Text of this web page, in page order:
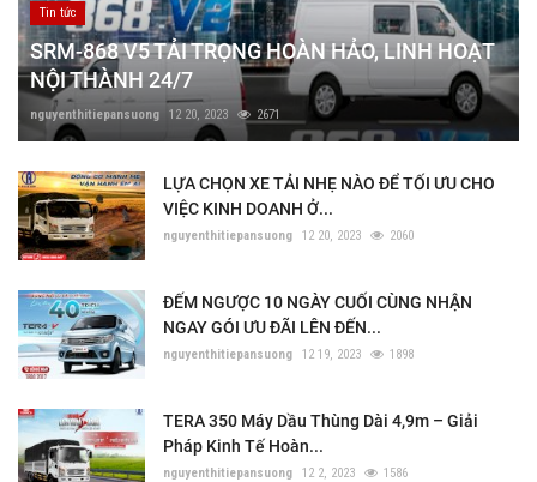
Tin tức
SRM-868 V5 TẢI TRỌNG HOÀN HẢO, LINH HOẠT
NỘI THÀNH 24/7
nguyenthitiepansuong 12 20, 2023 2671
LỰA CHỌN XE TẢI NHẸ NÀO ĐỂ TỐI ƯU CHO
VIỆC KINH DOANH Ở...
nguyenthitiepansuong 12 20, 2023 2060
ĐẾM NGƯỢC 10 NGÀY CUỐI CÙNG NHẬN
NGAY GÓI ƯU ĐÃI LÊN ĐẾN...
nguyenthitiepansuong 12 19, 2023 1898
TERA 350 Máy Dầu Thùng Dài 4,9m – Giải
Pháp Kinh Tế Hoàn...
nguyenthitiepansuong 12 2, 2023 1586